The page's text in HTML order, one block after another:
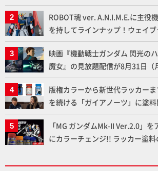
りに!!【試し読み】
ROBOT魂 ver. A.N.I.M.E.に主役
を持してラインナップ！ウェイ
劇中どおりのプロポーションを
ダム】
映画『機動戦士ガンダム 閃光の
魔女』の見放題配信が8月31日（
Prime Videoで国内独占配信
版権カラーから新世代ラッカー
を続ける「ガイアノーツ」に塗
ー塗料の未来についてインタビ
「MG ガンダムMk-II Ver.2.0」
にカラーチェンジ!! ラッカー塗